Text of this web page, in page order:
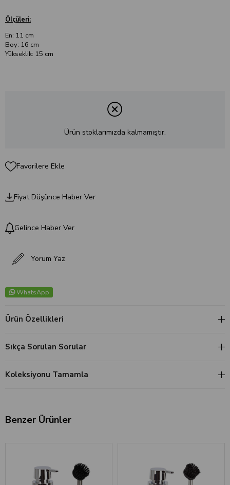
Ölçüleri:
En: 11 cm
Boy: 16 cm
Yükseklik: 15 cm
Ürün stoklarımızda kalmamıştır.
Favorilere Ekle
Fiyat Düşünce Haber Ver
Gelince Haber Ver
Yorum Yaz
WhatsApp
Ürün Özellikleri
Sıkça Sorulan Sorular
Koleksiyonu Tamamla
Benzer Ürünler